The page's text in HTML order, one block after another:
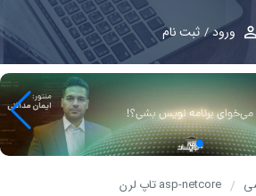
ورود ثبت نام
asp-netcore تاپ لرن